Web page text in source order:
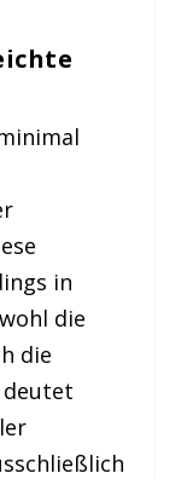
in
die
die
deutet